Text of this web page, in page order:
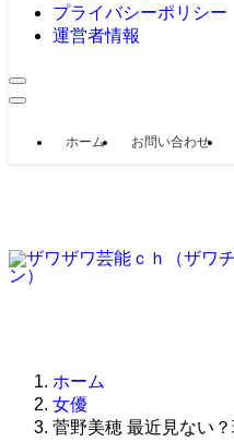
プライバシーポリシー
運営者情報
ホーム お問い合わせ
ホーム
女優
菅野美穂 最近見ない